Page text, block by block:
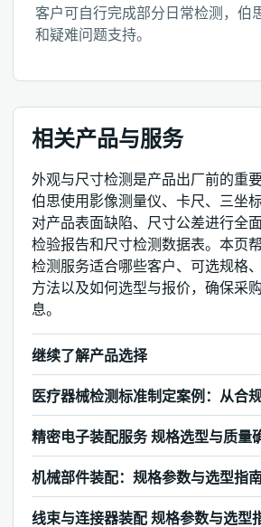
客户可自行完成部分日常检测，伯
和疑难问题支持。
相关产品与服务
外观与尺寸检测是产品出厂前的重
伯思使用影像测量仪、卡尺、三坐
对产品表面缺陷、尺寸公差进行全
检验报告和尺寸检测数据表。本页
检测服务适合哪些客户、可选规格
方法以及如何选型与报价，确保采
息。
继续了解产品选择
医疗器械检测标准制定案例：从合
精密电子装配服务 规格选型与质量
机械部件装配：规格参数与选型指
线束与连接器装配 规格参数与选型